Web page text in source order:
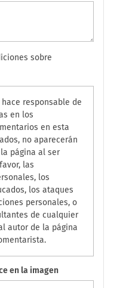
sobre
responsable de
en los
en esta
no aparecerán
página al ser
las
los
los ataques
personales, o
de cualquier
autor de la página
en la imagen